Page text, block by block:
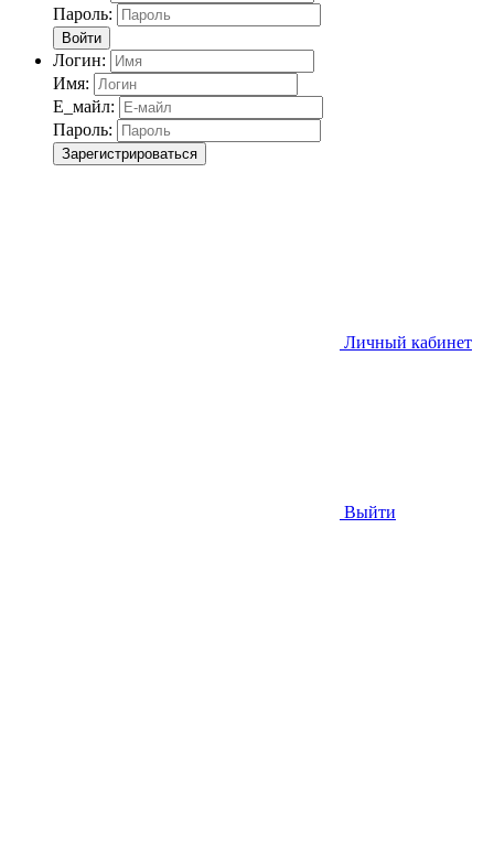
Пароль:
Войти
Логин:
Имя:
Е_майл:
Пароль:
Зарегистрироваться
Личный кабинет
Выйти